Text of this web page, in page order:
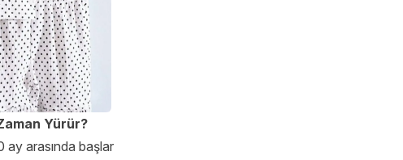
Yürür?
ay arasında başlar